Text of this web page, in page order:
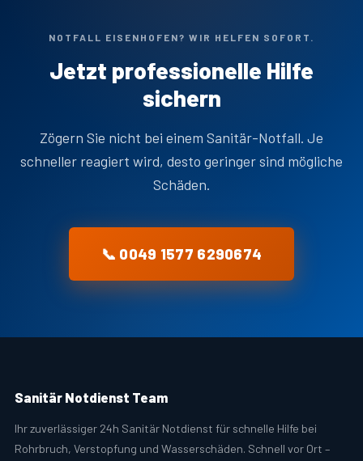
NOTFALL EISENHOFEN? WIR HELFEN SOFORT.
Jetzt professionelle Hilfe
sichern
Zögern Sie nicht bei einem Sanitär-Notfall. Je
schneller reagiert wird, desto geringer sind mögliche
Schäden.
📞 0049 1577 6290674
Sanitär Notdienst Team
Ihr zuverlässiger 24h Sanitär Notdienst für schnelle Hilfe bei
Rohrbruch, Verstopfung und Wasserschäden. Schnell vor Ort –